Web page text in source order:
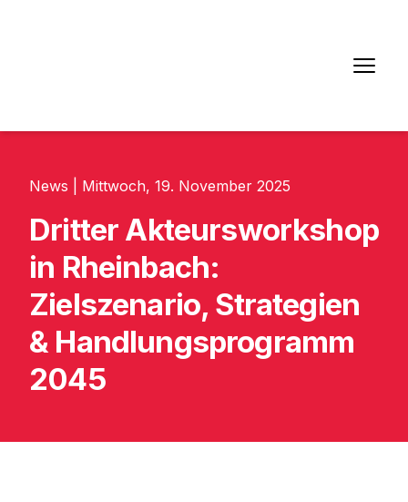
News | Mittwoch, 19. November 2025
Dritter Akteursworkshop
in Rheinbach:
Zielszenario, Strategien
& Handlungsprogramm
2045